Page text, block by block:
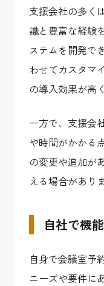
支援会社の多く
識と豊富な経験
ステムを開発で
わせてカスタマ
の導入効果が高
一方で、支援会
や時間がかかる
の変更や追加が
える場合があり
自社で機
自身で会議室予
ニーズや要件に